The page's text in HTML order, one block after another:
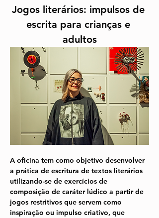
Jogos literários: impulsos de
escrita para crianças e
adultos
A oficina tem como objetivo desenvolver
a prática de escritura de textos literários
utilizando-se de exercícios de
composição de caráter lúdico a partir de
jogos restritivos que servem como
inspiração ou impulso criativo, que